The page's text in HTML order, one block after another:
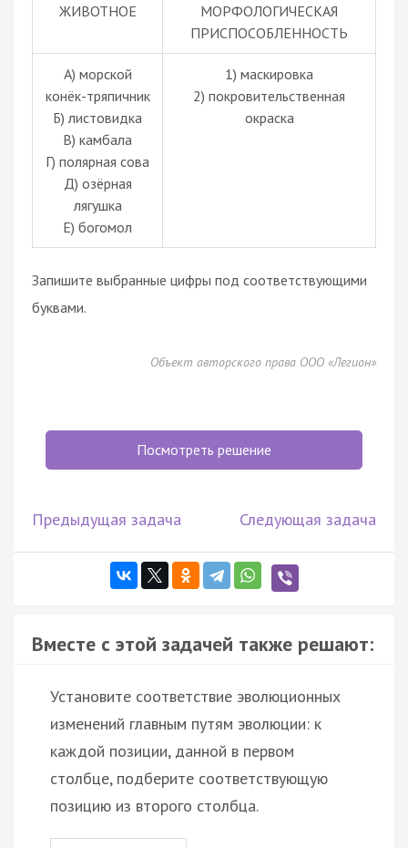
ЖИВОТНОЕ
МОРФОЛОГИЧЕСКАЯ
ПРИСПОСОБЛЕННОСТЬ
А) морской
конёк-тряпичник
Б) листовидка
В) камбала
Г) полярная сова
Д) озёрная
лягушка
Е) богомол
1) маскировка
2) покровительственная
окраска
Запишите выбранные цифры под соответствующими
буквами.
Объект авторского права ООО «Легион»
Посмотреть решение
Предыдущая задача Следующая задача
Вместе с этой задачей также решают:
Установите соответствие эволюционных
изменений главным путям эволюции: к
каждой позиции, данной в первом
столбце, подберите соответствующую
позицию из второго столбца.